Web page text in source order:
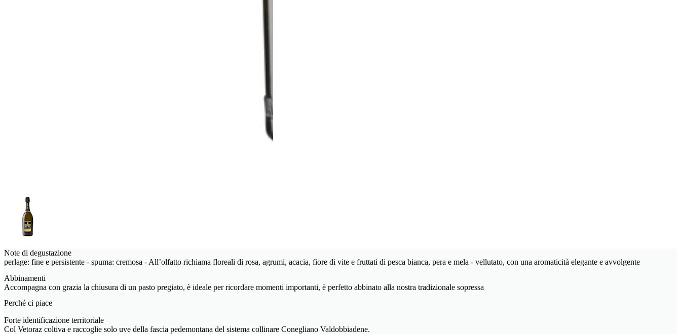
Note di degustazione
perlage: fine e persistente - spuma: cremosa - All’olfatto richiama floreali di rosa, agrumi, acacia, fiore di vite e fruttati di pesca bianca, pera e mela - vellutato, con una aromaticità elegante e avvolgente
Abbinamenti
Accompagna con grazia la chiusura di un pasto pregiato, è ideale per ricordare momenti importanti, è perfetto abbinato alla nostra tradizionale sopressa
Perché ci piace
Forte identificazione territoriale
Col Vetoraz coltiva e raccoglie solo uve della fascia pedemontana del sistema collinare Conegliano Valdobbiadene.